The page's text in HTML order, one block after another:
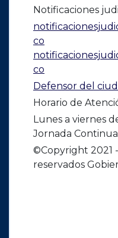
Notificaciones
co
co
Defensor del
Horario de
Lunes a viernes
Jornada Continua
©Copyright 2021
reservados